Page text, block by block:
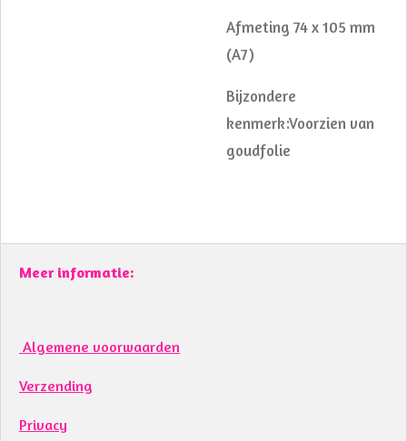
Afmeting 74 x 105 mm
(A7)
Bijzondere
kenmerk:Voorzien van
goudfolie
Meer informatie:
Algemene voorwaarden
Verzending
Privacy